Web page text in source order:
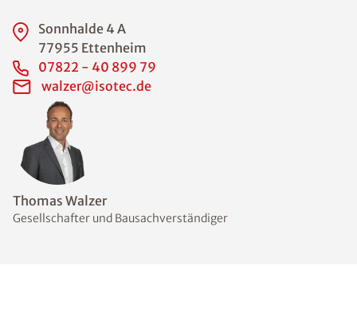
Thomas Walzer
Gesellschafter und Bausachverständiger
Sonnhalde 4 A
77955 Ettenheim
07822 - 40 899 79
walzer@isotec.de